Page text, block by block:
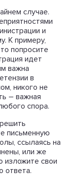
случае.
и
К примеру,
попросите
идет
важна
в
никого не
– важная
спора.
письменную
ссылаясь на
или же
изложите свои
ответа.